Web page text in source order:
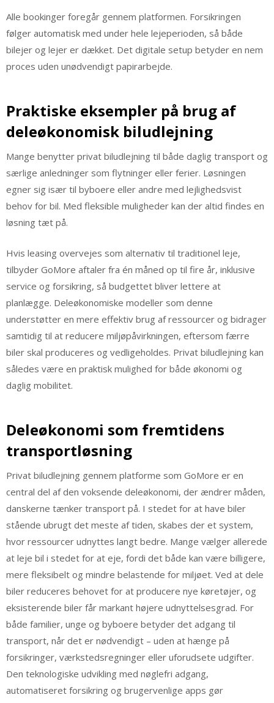
Alle bookinger foregår gennem platformen. Forsikringen
følger automatisk med under hele lejeperioden, så både
bilejer og lejer er dækket. Det digitale setup betyder en nem
proces uden unødvendigt papirarbejde.
Praktiske eksempler på brug af
deleøkonomisk biludlejning
Mange benytter privat biludlejning til både daglig transport og
særlige anledninger som flytninger eller ferier. Løsningen
egner sig især til byboere eller andre med lejlighedsvist
behov for bil. Med fleksible muligheder kan der altid findes en
løsning tæt på.
Hvis leasing overvejes som alternativ til traditionel leje,
tilbyder GoMore aftaler fra én måned op til fire år, inklusive
service og forsikring, så budgettet bliver lettere at
planlægge. Deleøkonomiske modeller som denne
understøtter en mere effektiv brug af ressourcer og bidrager
samtidig til at reducere miljøpåvirkningen, eftersom færre
biler skal produceres og vedligeholdes. Privat biludlejning kan
således være en praktisk mulighed for både økonomi og
daglig mobilitet.
Deleøkonomi som fremtidens
transportløsning
Privat biludlejning gennem platforme som GoMore er en
central del af den voksende deleøkonomi, der ændrer måden,
danskerne tænker transport på. I stedet for at have biler
stående ubrugt det meste af tiden, skabes der et system,
hvor ressourcer udnyttes langt bedre. Mange vælger allerede
at leje bil i stedet for at eje, fordi det både kan være billigere,
mere fleksibelt og mindre belastende for miljøet. Ved at dele
biler reduceres behovet for at producere nye køretøjer, og
eksisterende biler får markant højere udnyttelsesgrad. For
både familier, unge og byboere betyder det adgang til
transport, når det er nødvendigt – uden at hænge på
forsikringer, værkstedsregninger eller uforudsete udgifter.
Den teknologiske udvikling med nøglefri adgang,
automatiseret forsikring og brugervenlige apps gør